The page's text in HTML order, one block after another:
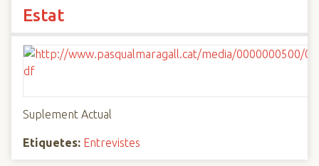
Estat
Suplement Actual
Etiquetes: Entrevistes